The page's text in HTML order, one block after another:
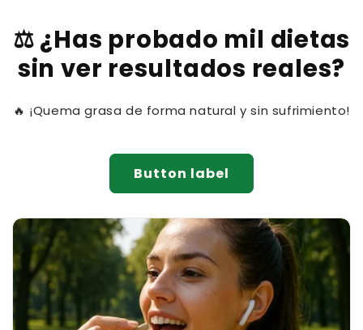
⚖️ ¿Has probado mil dietas
sin ver resultados reales?
🔥 ¡Quema grasa de forma natural y sin sufrimiento!
Button label